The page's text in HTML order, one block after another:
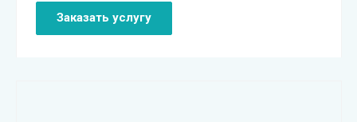
Заказать услугу